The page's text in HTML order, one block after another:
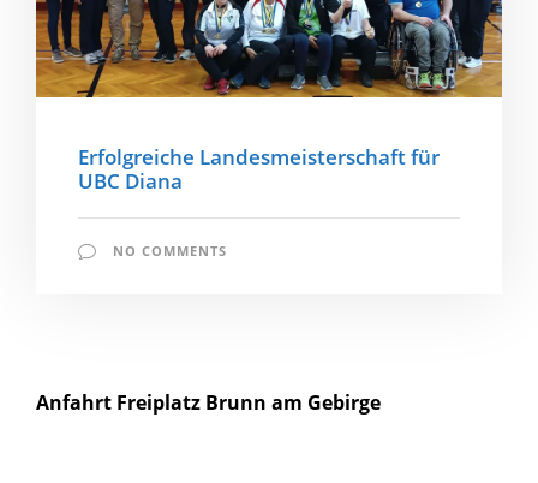
Erfolgreiche Landesmeisterschaft für
UBC Diana
NO COMMENTS
Anfahrt Freiplatz Brunn am Gebirge